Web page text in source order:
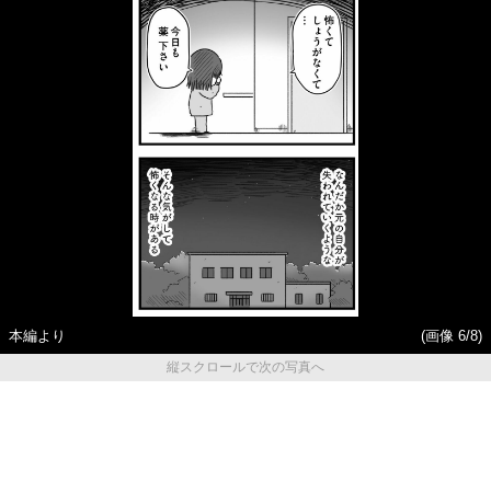
本編より
(画像 6/8)
縦スクロールで次の写真へ